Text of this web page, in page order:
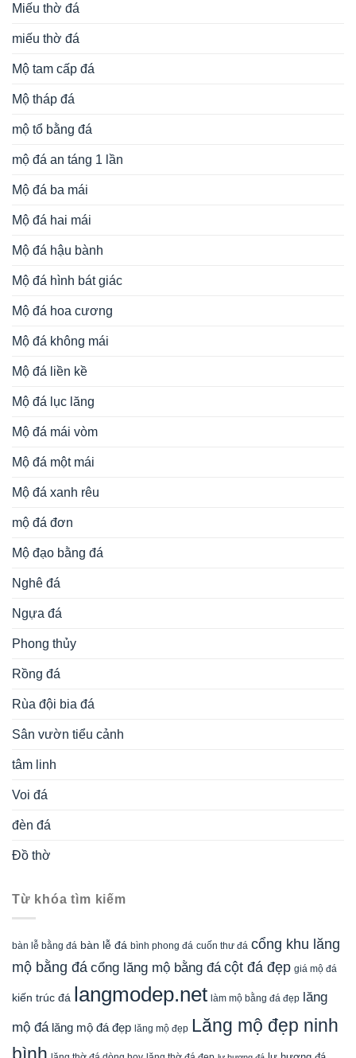
Miếu thờ đá
miếu thờ đá
Mộ tam cấp đá
Mộ tháp đá
mộ tổ bằng đá
mộ đá an táng 1 lần
Mộ đá ba mái
Mộ đá hai mái
Mộ đá hậu bành
Mộ đá hình bát giác
Mộ đá hoa cương
Mộ đá không mái
Mộ đá liền kề
Mộ đá lục lăng
Mộ đá mái vòm
Mộ đá một mái
Mộ đá xanh rêu
mộ đá đơn
Mộ đạo bằng đá
Nghê đá
Ngựa đá
Phong thủy
Rồng đá
Rùa đội bia đá
Sân vườn tiểu cảnh
tâm linh
Voi đá
đèn đá
Đồ thờ
Từ khóa tìm kiếm
bàn lễ bằng đá bàn lễ đá bình phong đá cuốn thư đá cổng khu lăng
mộ bằng đá cổng lăng mộ bằng đá cột đá đẹp giá mộ đá
kiến trúc đá langmodep.net làm mộ bằng đá đẹp lăng
mộ đá lăng mộ đá đẹp lăng mộ đẹp Lăng mộ đẹp ninh